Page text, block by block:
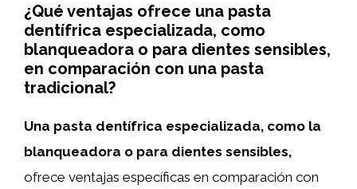
¿Qué ventajas ofrece una pasta
dentífrica especializada, como
blanqueadora o para dientes sensibles,
en comparación con una pasta
tradicional?
Una pasta dentífrica especializada, como la
blanqueadora o para dientes sensibles,
ofrece ventajas específicas en comparación con